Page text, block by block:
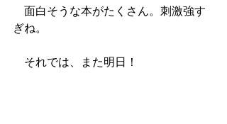
面白そうな本がたくさん。刺激強す
ぎね。
それでは、また明日！